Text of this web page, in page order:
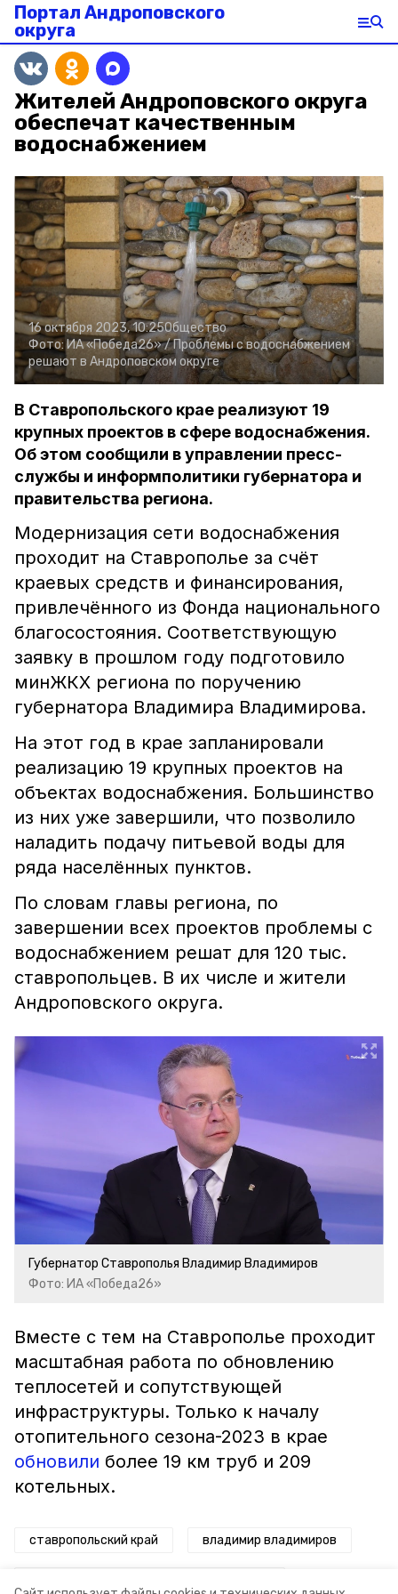
Портал Андроповского
округа
Жителей Андроповского округа
обеспечат качественным
водоснабжением
16 октября 2023, 10:25Общество
Фото:ИА «Победа26» /Проблемы с водоснабжением
решают в Андроповском округе
В Ставропольского крае реализуют 19
крупных проектов в сфере водоснабжения.
Об этом сообщили в управлении пресс-
службы и информполитики губернатора и
правительства региона.
Модернизация сети водоснабжения
проходит на Ставрополье за счёт
краевых средств и финансирования,
привлечённого из Фонда национального
благосостояния. Соответствующую
заявку в прошлом году подготовило
минЖКХ региона по поручению
губернатора Владимира Владимирова.
На этот год в крае запланировали
реализацию 19 крупных проектов на
объектах водоснабжения. Большинство
из них уже завершили, что позволило
наладить подачу питьевой воды для
ряда населённых пунктов.
По словам главы региона, по
завершении всех проектов проблемы с
водоснабжением решат для 120 тыс.
ставропольцев. В их числе и жители
Андроповского округа.
Губернатор Ставрополья Владимир Владимиров
Фото: ИА «Победа26»
Вместе с тем на Ставрополье проходит
масштабная работа по обновлению
теплосетей и сопутствующей
инфраструктуры. Только к началу
отопительного сезона-2023 в крае
обновили более 19 км труб и 209
котельных.
ставропольский край владимир владимиров